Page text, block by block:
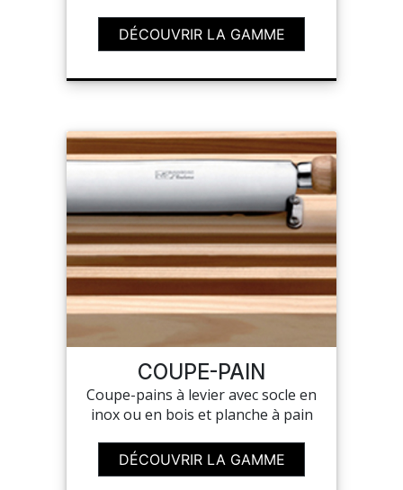
MA COMMANDE
PORTAIL
SUR-MESURE
DÉCOUVRIR LA GAMME
COUPE-PAIN
Coupe-pains à levier avec socle en
inox ou en bois et planche à pain
DÉCOUVRIR LA GAMME